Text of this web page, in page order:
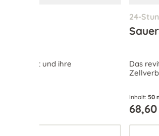
Sauerstoff Vital
Das revitalisierende, glättende
Zellverbindungen der Haut